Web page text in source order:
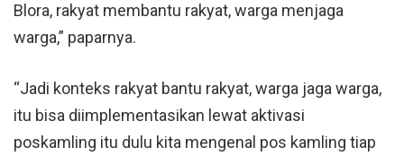
Blora, rakyat membantu rakyat, warga menjaga
warga,” paparnya.
“Jadi konteks rakyat bantu rakyat, warga jaga warga,
itu bisa diimplementasikan lewat aktivasi
poskamling itu dulu kita mengenal pos kamling tiap